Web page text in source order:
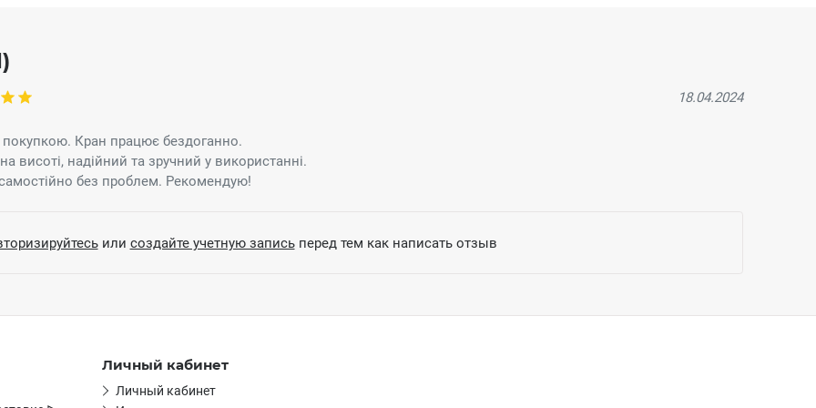
18.04.2024
Кран працює бездоганно.
висоті, надійний та зручний у використанні.
без проблем. Рекомендую!
или создайте учетную записьперед тем как написать отзыв
Личный кабинет
Личный кабинет